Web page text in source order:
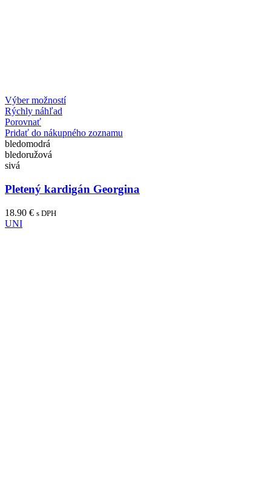
Výber možností
Rýchly náhľad
Porovnať
Pridať do nákupného zoznamu
bledomodrá
bledoružová
sivá
Pletený kardigán Georgina
18.90 € s DPH
UNI